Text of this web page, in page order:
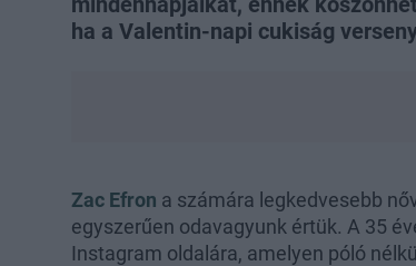
ha a Valentin-napi cukiság
Zac Efron a számára legkedvesebb
egyszerűen odavagyunk értük. A 35
Instagram oldalára, amelyen póló